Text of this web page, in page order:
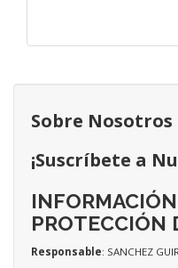
Sobre Nosotros
¡Suscríbete a
PROTECCIÓN
Responsable: SANCHEZ